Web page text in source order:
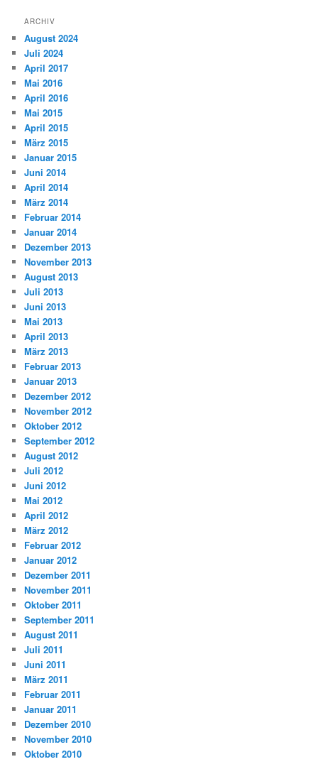
ARCHIV
August 2024
Juli 2024
April 2017
Mai 2016
April 2016
Mai 2015
April 2015
März 2015
Januar 2015
Juni 2014
April 2014
März 2014
Februar 2014
Januar 2014
Dezember 2013
November 2013
August 2013
Juli 2013
Juni 2013
Mai 2013
April 2013
März 2013
Februar 2013
Januar 2013
Dezember 2012
November 2012
Oktober 2012
September 2012
August 2012
Juli 2012
Juni 2012
Mai 2012
April 2012
März 2012
Februar 2012
Januar 2012
Dezember 2011
November 2011
Oktober 2011
September 2011
August 2011
Juli 2011
Juni 2011
März 2011
Februar 2011
Januar 2011
Dezember 2010
November 2010
Oktober 2010